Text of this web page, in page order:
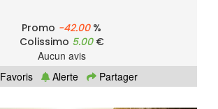
Promo -42.00%
Colissimo 5.00€
Aucun avis
Favoris
Alerte Partager